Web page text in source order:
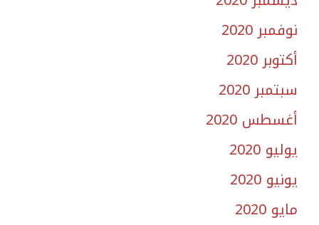
نوفمبر 2020
أكتوبر 2020
سبتمبر 2020
أغسطس 2020
يوليو 2020
يونيو 2020
مايو 2020